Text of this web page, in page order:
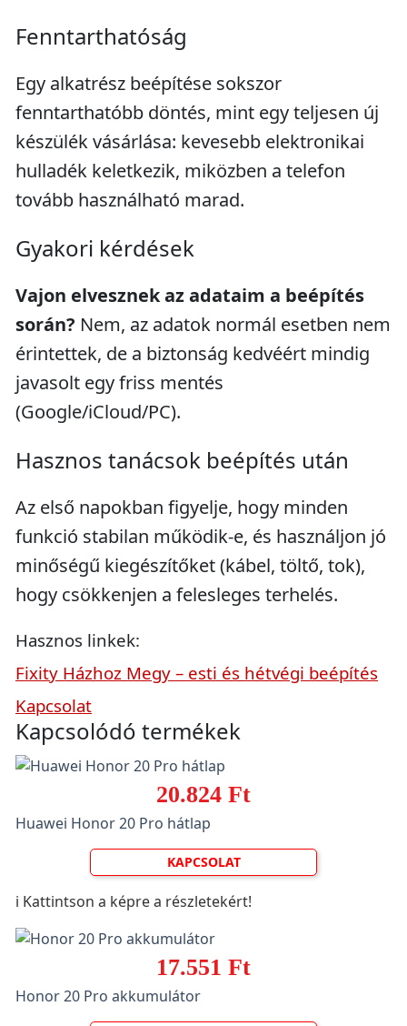
Fenntarthatóság
Egy alkatrész beépítése sokszor
fenntarthatóbb döntés, mint egy teljesen új
készülék vásárlása: kevesebb elektronikai
hulladék keletkezik, miközben a telefon
tovább használható marad.
Gyakori kérdések
Vajon elvesznek az adataim a beépítés
során? Nem, az adatok normál esetben nem
érintettek, de a biztonság kedvéért mindig
javasolt egy friss mentés
(Google/iCloud/PC).
Hasznos tanácsok beépítés után
Az első napokban figyelje, hogy minden
funkció stabilan működik-e, és használjon jó
minőségű kiegészítőket (kábel, töltő, tok),
hogy csökkenjen a felesleges terhelés.
Hasznos linkek:
Fixity Házhoz Megy – esti és hétvégi beépítés
Kapcsolat
Kapcsolódó termékek
20.824 Ft
Huawei Honor 20 Pro hátlap
KAPCSOLAT
ℹ️ Kattintson a képre a részletekért!
17.551 Ft
Honor 20 Pro akkumulátor